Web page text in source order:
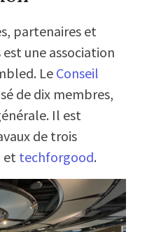
partenaires et
une association
Le Conseil
de dix membres,
Il est
de trois
et techforgood.